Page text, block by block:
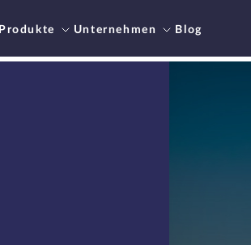
Produkte Unternehmen Blog